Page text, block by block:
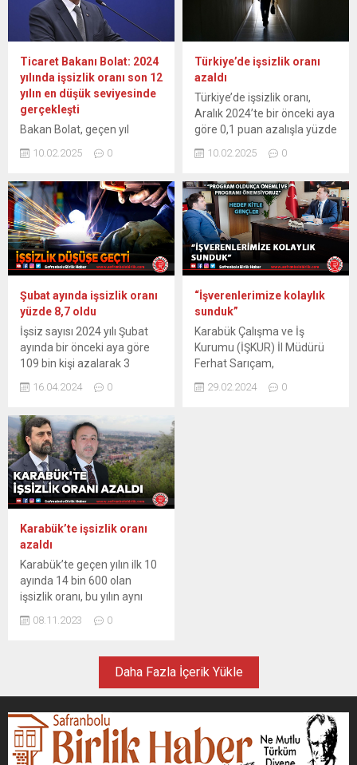
gerçekleştirildi. Toplantıya
kurul üyeleri ile kamu kurum
ve kuruluşlarının temsilcileri
katıldı. Toplantıda,
Karabük’te istihdamın
artırılması ve işsizliğin
azaltılması amacıyla
alınabilecek tedbirler...
(TÜİK), 2025 yılı birinci
çeyrek İşgücü İstatistikleri’ni
açıkladı. Hanehalkı İşgücü
Araştırması sonuçlarına
göre; 15 ve daha...
Ticaret Bakanı Bolat: 2024
yılında işsizlik oranı son 12
yılın en düşük seviyesinde
gerçekleşti
Bakan Bolat, geçen yıl
işsizlik oranının son 12 yılın
en düşük seviyesine
“İhracatta uyguladığımız
destekler ve ticaret
diplomasisi faaliyetlerimizle
ihracat performansımız
istihdamı destekleyen bir
ivme yaratmaktadır” dedi.
Ticaret Bakanı Ömer Bolat,
sosyal medya hesabından
yaptığı paylaşımda, Türkiye
İstatistik Kurumunun (TÜİK)
açıkladığı Aralık 2024
dönemine ilişkin sanayi
üretim endeksi...
10.02.2025 0
Türkiye’de işsizlik oranı
azaldı
Türkiye’de işsizlik oranı,
Aralık 2024’te bir önceki aya
göre 0,1 puan azalışla yüzde
8,5’e düştü. Türkiye İstatistik
Kurumu (TÜİK), Aralık
istatistiklerini açıkladı. Buna
göre, Türkiye genelinde 15
ve daha yukarı yaş
grubundaki işsiz sayısı,
Aralık 2024’te bir önceki aya
kıyasla 39 bin azalarak 3
milyon 26...
10.02.2025 0
Şubat ayında işsizlik oranı
yüzde 8,7 oldu
İşsiz sayısı 2024 yılı Şubat
ayında bir önceki aya göre
109 bin kişi azalarak 3
İşsizlik oranı ise 0,3 puan
seviyesinde gerçekleşti.
Türkiye İstatistik Kurumu
(TÜİK), Şubat ayı işgücü
verisini açıkladı. Hanehalkı
İşgücü Araştırması
sonuçlarına göre; 15 ve
daha yukarı yaştaki
kişilerde...
16.04.2024 0
“İşverenlerimize kolaylık
sunduk”
Karabük Çalışma ve İş
Kurumu (İŞKUR) İl Müdürü
Ferhat Sarıçam,
kadınlar, engelliler, özellikle
29.02.2024 0
Karabük’te işsizlik oranı
azaldı
Karabük’te geçen yılın ilk 10
ayında 14 bin 600 olan
işsizlik oranı, bu yılın aynı
döneminde yüzde 10,3
azalışla 13 bin 94’e geriledi.
yapılan açıklamada, ocak-
kentte, Karabük Demir ve
Türkiye Taşkömürü Kurumu
(TTK), Gençlik ve Spor İl
Müdürlüğü, Milli Eğitim
08.11.2023 0
Daha Fazla İçerik Yükle